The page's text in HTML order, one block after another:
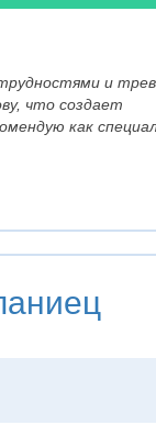
и
что создает
как